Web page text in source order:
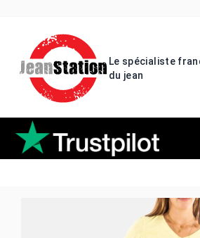
Le spécialiste
du jean
pantalons lola